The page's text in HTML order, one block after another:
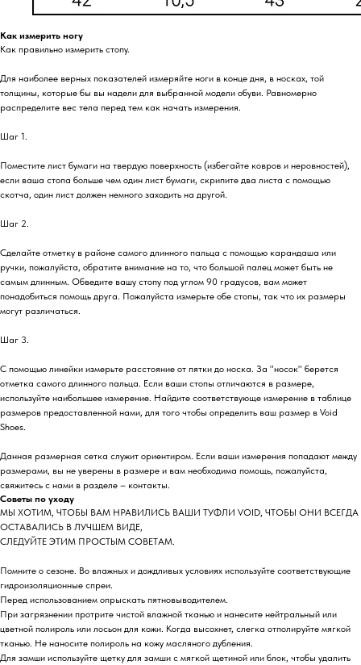
Как измерить ногу
Как правильно измерить стопу.
Для наиболее верных показателей измеряйте ноги в конце дня, в носках, той
толщины, которые бы вы надели для выбранной модели обуви. Равномерно
распределите вес тела перед тем как начать измерения.
Шаг 1.
Поместите лист бумаги на твердую поверхность (избегайте ковров и неровностей),
если ваша стопа больше чем один лист бумаги, скрипите два листа с помощью
скотча, один лист должен немного заходить на другой.
Шаг 2.
Сделайте отметку в районе самого длинного пальца с помощью карандаша или
ручки, пожалуйста, обратите внимание на то, что большой палец может быть не
самым длинным. Обведите вашу стопу под углом 90 градусов, вам может
понадобиться помощь друга. Пожалуйста измерьте обе стопы, так что их размеры
могут различаться.
Шаг 3.
С помощью линейки измерьте расстояние от пятки до носка. За "носок" берется
отметка самого длинного пальца. Если ваши стопы отличаются в размере,
используйте наибольшее измерение. Найдите соответствующе измерение в таблице
размеров предоставленной нами, для того чтобы определить ваш размер в Void
Shoes.
Данная размерная сетка служит ориентиром. Если ваши измерения попадают между
размерами, вы не уверены в размере и вам необходима помощь, пожалуйста,
свяжитесь с нами в разделе – контакты.
Советы по уходу
МЫ ХОТИМ, ЧТОБЫ ВАМ НРАВИЛИСЬ ВАШИ ТУФЛИ VOID, ЧТОБЫ ОНИ ВСЕГДА
ОСТАВАЛИСЬ В ЛУЧШЕМ ВИДЕ,
СЛЕДУЙТЕ ЭТИМ ПРОСТЫМ СОВЕТАМ.
Помните о сезоне. Во влажных и дождливых условиях используйте соответствующие
гидроизоляционные спреи.
Перед использованием опрыскать пятновыводителем.
При загрязнении протрите чистой влажной тканью и нанесите нейтральный или
цветной полироль или лосьон для кожи. Когда высохнет, слегка отполируйте мягкой
тканью. Не наносите полироль на кожу масляного дубления.
Для замши используйте щетку для замши с мягкой щетиной или блок, чтобы удалить